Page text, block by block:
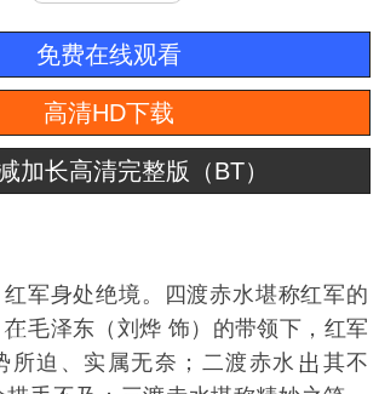
免费在线观看
高清HD下载
加长高清完整版（BT）
军身处绝境。四渡赤水堪称红军的
毛泽东（刘烨 饰）的带领下，红军
所迫、实属无奈；二渡赤水
其不